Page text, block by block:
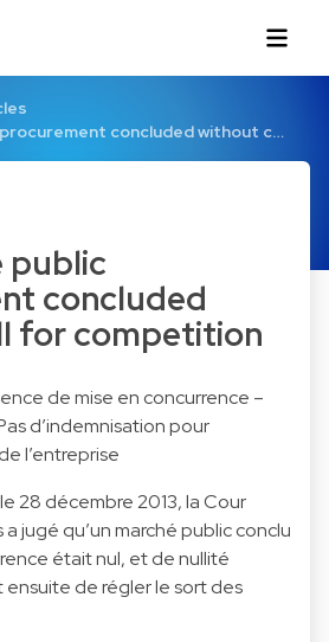
concluded without c…
public
concluded
for competition
de mise en concurrence –
d’indemnisation pour
l’entreprise
28 décembre 2013, la Cour
a jugé qu’un marché public conclu
était nul, et de nullité
ensuite de régler le sort des